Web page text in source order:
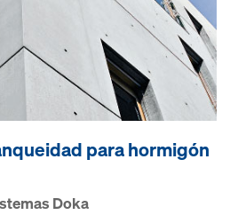
para hormigón
Doka